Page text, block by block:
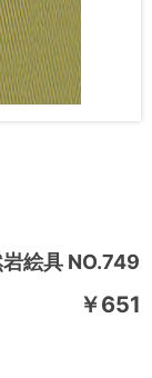
絵具 NO.749
￥651